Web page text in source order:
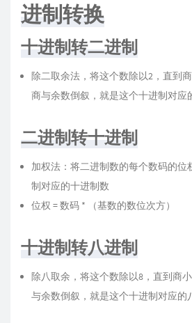
进制转换
十进制转二进制
除二取余法，将这个数除以2，直到
商与余数倒叙，就是这个十进制对应
二进制转十进制
加权法：将二进制数的每个数码的位
制对应的十进制数
位权 = 数码 * （基数的数位次方）
十进制转八进制
除八取余，将这个数除以8，直到商
与余数倒叙，就是这个十进制对应的